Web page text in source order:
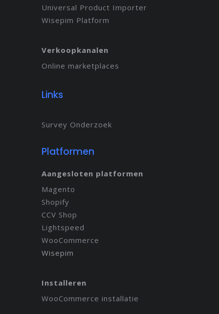
Universal Product Importer
Wisepim Platform
Verkoopkanalen
Online marketplaces
Links
Survey Onderzoek
Platformen
Aangesloten platformen
Magento
Shopify
CCV Shop
Lightspeed
WooCommerce
Wisepim
Installeren
WooCommerce installatie